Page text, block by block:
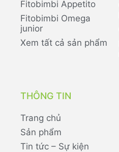
Fitobimbi Appetito
Fitobimbi Omega
junior
Xem tất cả sản phẩm
THÔNG TIN
Trang chủ
Sản phẩm
Tin tức – Sự kiện